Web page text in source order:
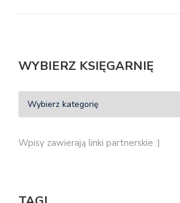
WYBIERZ KSIĘGARNIĘ
Wpisy zawierają linki partnerskie :)